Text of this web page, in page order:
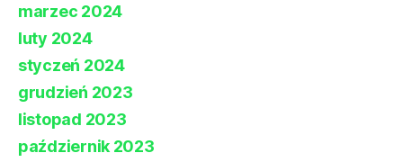
marzec 2024
luty 2024
styczeń 2024
grudzień 2023
listopad 2023
październik 2023